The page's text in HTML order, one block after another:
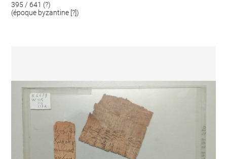
395 / 641 (?)
(époque byzantine [?])